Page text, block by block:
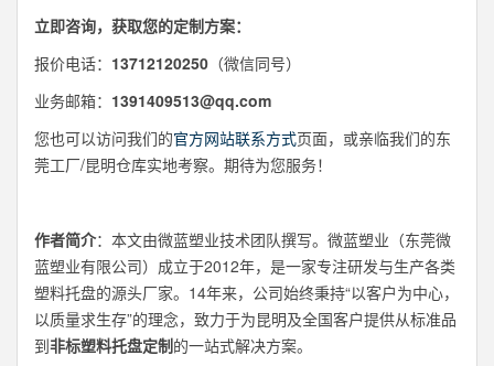
立即咨询，获取您的定制方案：
报价电话： 13712120250 （微信同号）
业务邮箱： 1391409513@qq.com
您也可以访问我们的官方网站联系方式页面，或亲临我们的东
莞工厂/昆明仓库实地考察。期待为您服务！
作者简介：本文由微蓝塑业技术团队撰写。微蓝塑业（东莞微
蓝塑业有限公司）成立于2012年，是一家专注研发与生产各类
塑料托盘的源头厂家。14年来，公司始终秉持“以客户为中心，
以质量求生存”的理念，致力于为昆明及全国客户提供从标准品
到非标塑料托盘定制的一站式解决方案。